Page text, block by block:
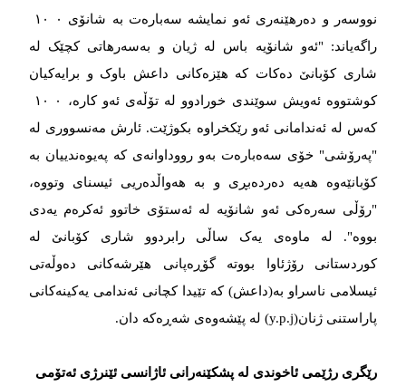
راگەیاند: "ئەو شانۆیە باس لە ژیان و بەسەرهاتی کچێک لە
شاری کۆبانێ دەکات کە هێزەکانی داعش باوک و برایەکیان
کەس لە ئەندامانی ئەو رێکخراوە بکوژێت. ئارش مەنسووری لە
"پەرۆشی" خۆی سەەبارەت بەو رووداوانەی کە پەیوەندییان بە
کۆبانێەوە هەیە دەردەبڕی و بە هەواڵدەریی ئیسنای وتووە،
"رۆڵی سەرەکی ئەو شانۆیە لە ئەستۆی خاتوو ئەکرەم یەدی
بووە". لە ماوەی یەک ساڵی رابردوو شاری کۆبانێ لە
کوردستانی رۆژئاوا بووتە گۆڕەپانی هێرشەکانی دەوڵەتی
ئیسلامی ناسراو بە(داعش) کە تێیدا کچانی ئەندامی یەکینەکانی
پاراستنی ژنان(y.p.j) لە پێشەوەی شەڕەکە دان.
رێگری رژێمی ئاخوندی لە پشکێنەرانی ئاژانسی ئێنرژی ئەتۆمی